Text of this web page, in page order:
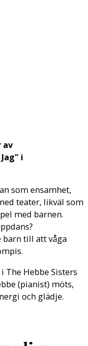
av
i
som ensamhet,
teater, likväl som
med barnen.
till att våga
The Hebbe Sisters
(pianist) möts,
och glädje.